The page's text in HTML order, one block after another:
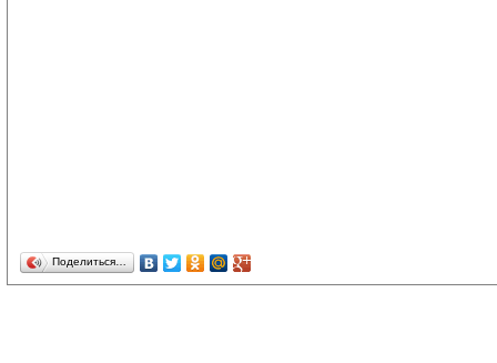
Поделиться…